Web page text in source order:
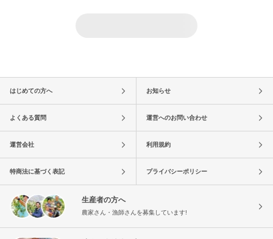
はじめての方へ お知らせ
よくある質問 運営へのお問い合わせ
運営会社 利用規約
特商法に基づく表記 プライバシーポリシー
生産者の方へ
農家さん・漁師さんを募集しています!